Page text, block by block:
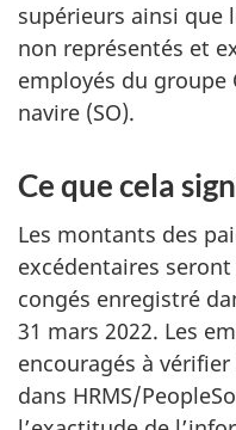
supérieurs ainsi que
non représentés et
employés du
navire (SO).
Ce que cela
Les montants des
excédentaires
congés enregistré
31 mars 2022. Les
encouragés à
dans HRMS/